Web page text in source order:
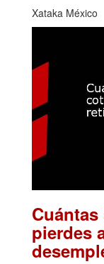
Xataka México
pierdes